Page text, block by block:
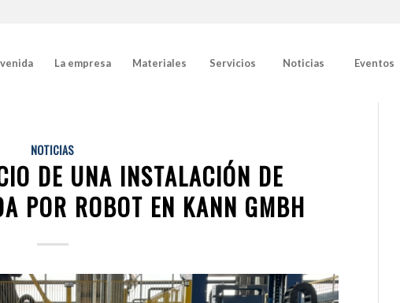
La empresa Materiales Servicios Noticias Eventos
NOTICIAS
DE UNA INSTALACIÓN DE
POR ROBOT EN KANN GMBH